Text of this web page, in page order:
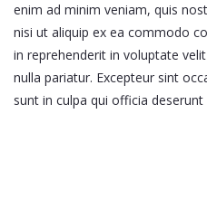
enim ad minim veniam, quis
nisi ut aliquip ex ea commodo
in reprehenderit in voluptate
nulla pariatur. Excepteur sint
sunt in culpa qui officia